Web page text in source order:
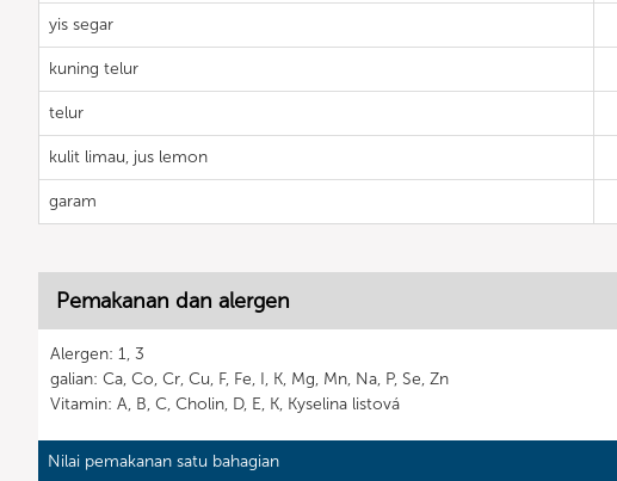
yis segar
kuning telur
telur
kulit limau, jus lemon
garam
Pemakanan dan alergen
Alergen: 1, 3
galian: Ca, Co, Cr, Cu, F, Fe, I, K, Mg, Mn, Na, P, Se, Zn
Vitamin: A, B, C, Cholin, D, E, K, Kyselina listová
Nilai pemakanan satu bahagian